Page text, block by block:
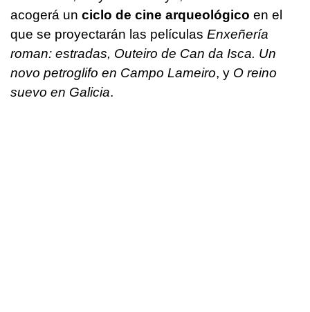
acogerá un ciclo de cine arqueológico en el
que se proyectarán las películas Enxeñería
roman: estradas, Outeiro de Can da Isca. Un
novo petroglifo en Campo Lameiro, y O reino
suevo en Galicia.